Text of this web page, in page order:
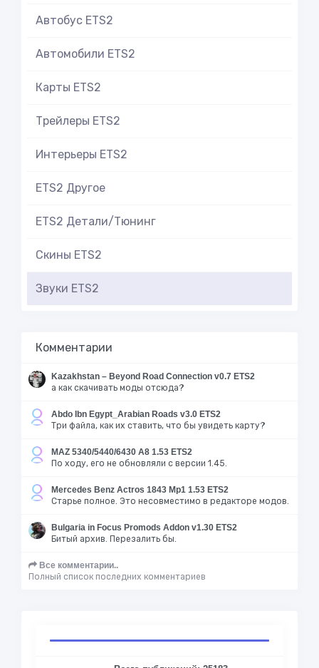
Автобус ETS2
Автомобили ETS2
Карты ETS2
Трейлеры ETS2
Интерьеры ETS2
ETS2 Другое
ETS2 Детали/Тюнинг
Скины ETS2
Звуки ETS2
Комментарии
Kazakhstan – Beyond Road Connection v0.7 ETS2
а как скачивать моды отсюда?
Abdo Ibn Egypt_Arabian Roads v3.0 ETS2
Три файла, как их ставить, что бы увидеть карту?
MAZ 5340/5440/6430 A8 1.53 ETS2
По ходу, его не обновляли с версии 1.45.
Mercedes Benz Actros 1843 Mp1 1.53 ETS2
Старье полное. Это несовместимо в редакторе модов.
Bulgaria in Focus Promods Addon v1.30 ETS2
Битый архив. Перезалить бы.
Все комментарии..
Полный список последних комментариев